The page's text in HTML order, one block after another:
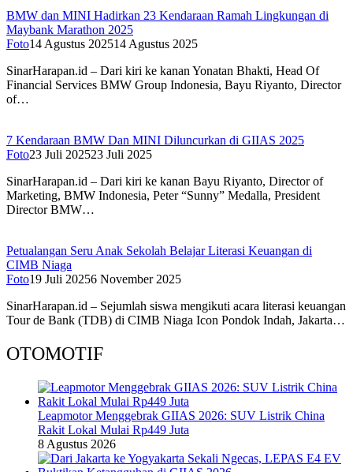
BMW dan MINI Hadirkan 23 Kendaraan Ramah Lingkungan di
Maybank Marathon 2025
Foto14 Agustus 202514 Agustus 2025
SinarHarapan.id – Dari kiri ke kanan Yonatan Bhakti, Head Of
Financial Services BMW Group Indonesia, Bayu Riyanto, Director
of…
7 Kendaraan BMW Dan MINI Diluncurkan di GIIAS 2025
Foto23 Juli 202523 Juli 2025
SinarHarapan.id – Dari kiri ke kanan Bayu Riyanto, Director of
Marketing, BMW Indonesia, Peter “Sunny” Medalla, President
Director BMW…
Petualangan Seru Anak Sekolah Belajar Literasi Keuangan di
CIMB Niaga
Foto19 Juli 20256 November 2025
SinarHarapan.id – Sejumlah siswa mengikuti acara literasi keuangan
Tour de Bank (TDB) di CIMB Niaga Icon Pondok Indah, Jakarta…
OTOMOTIF
Leapmotor Menggebrak GIIAS 2026: SUV Listrik China
Rakit Lokal Mulai Rp449 Juta
8 Agustus 2026